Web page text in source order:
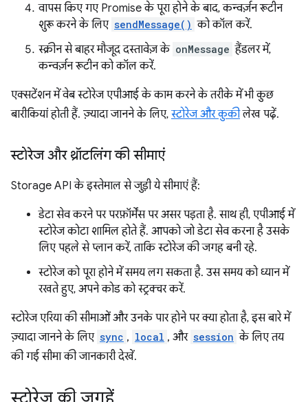
वापस किए गए Promise के पूरा होने के बाद, कन्वर्ज़न रूटीन
शुरू करने के लिए sendMessage() को कॉल करें.
स्क्रीन से बाहर मौजूद दस्तावेज़ के onMessage हैंडलर में,
कन्वर्ज़न रूटीन को कॉल करें.
एक्सटेंशन में वेब स्टोरेज एपीआई के काम करने के तरीके में भी कुछ
बारीकियां होती हैं. ज़्यादा जानने के लिए, स्टोरेज और कुकीलेख पढ़ें.
स्टोरेज और थ्रॉटलिंग की सीमाएं
Storage API के इस्तेमाल से जुड़ी ये सीमाएं हैं:
डेटा सेव करने पर परफ़ॉर्मेंस पर असर पड़ता है. साथ ही, एपीआई में
स्टोरेज कोटा शामिल होते हैं. आपको जो डेटा सेव करना है उसके
लिए पहले से प्लान करें, ताकि स्टोरेज की जगह बनी रहे.
स्टोरेज को पूरा होने में समय लग सकता है. उस समय को ध्यान में
रखते हुए, अपने कोड को स्ट्रक्चर करें.
स्टोरेज एरिया की सीमाओं और उनके पार होने पर क्या होता है, इस बारे में
ज़्यादा जानने के लिए sync , local , और session के लिए तय
की गई सीमा की जानकारी देखें.
स्टोरेज की जगहें